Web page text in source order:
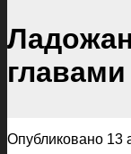
Опубликовано 13